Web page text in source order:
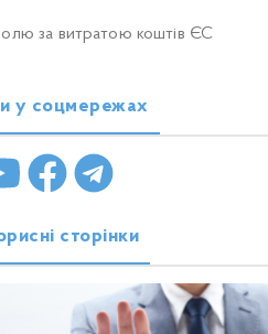
за витратою коштів ЄС
у соцмережах
сторінки